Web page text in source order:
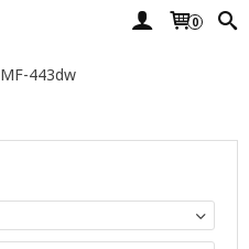
0
MF-443dw